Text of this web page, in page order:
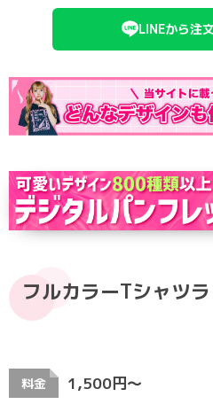
LINEから注
フルカラーTシャツ
料金 1,500円〜
タイダイ柄
ラグビーユニフォーム
部活動